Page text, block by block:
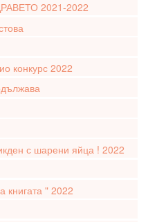
2021-2022
конкурс 2022
с шарени яйца ! 2022
книгата " 2022